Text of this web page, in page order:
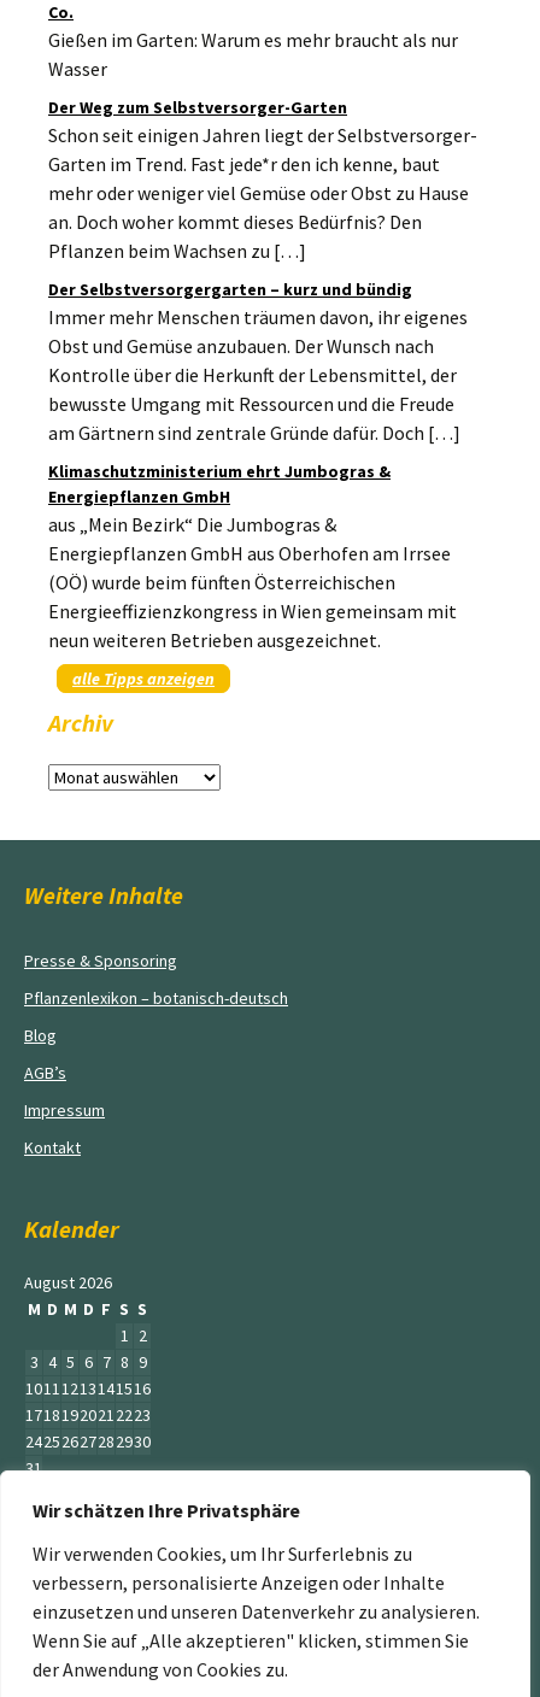
Wir schätzen Ihre Privatsphäre
Wir verwenden Cookies, um Ihr Surferlebnis zu
verbessern, personalisierte Anzeigen oder Inhalte
einzusetzen und unseren Datenverkehr zu analysieren.
Wenn Sie auf „Alle akzeptieren" klicken, stimmen Sie
der Anwendung von Cookies zu.
Co.
Gießen im Garten: Warum es mehr braucht als nur
Wasser
Der Weg zum Selbstversorger-Garten
Schon seit einigen Jahren liegt der Selbstversorger-
Garten im Trend. Fast jede*r den ich kenne, baut
mehr oder weniger viel Gemüse oder Obst zu Hause
an. Doch woher kommt dieses Bedürfnis? Den
Pflanzen beim Wachsen zu […]
Der Selbstversorgergarten – kurz und bündig
Immer mehr Menschen träumen davon, ihr eigenes
Obst und Gemüse anzubauen. Der Wunsch nach
Kontrolle über die Herkunft der Lebensmittel, der
bewusste Umgang mit Ressourcen und die Freude
am Gärtnern sind zentrale Gründe dafür. Doch […]
Klimaschutzministerium ehrt Jumbogras &
Energiepflanzen GmbH
aus „Mein Bezirk“ Die Jumbogras &
Energiepflanzen GmbH aus Oberhofen am Irrsee
(OÖ) wurde beim fünften Österreichischen
Energieeffizienzkongress in Wien gemeinsam mit
neun weiteren Betrieben ausgezeichnet.
alle Tipps anzeigen
Archiv
Archiv
Weitere Inhalte
Presse & Sponsoring
Pflanzenlexikon – botanisch-deutsch
Blog
AGB’s
Impressum
Kontakt
Kalender
August 2026
M D M D F S S
1 2
3 4 5 6 7 8 9
10111213141516
17181920212223
24252627282930
31
« Juni
„Der Service Gärtner“ ist ein Teil der Jumbogras &
Energiepflanzen GmbH. Weitere Mitglieder sind: